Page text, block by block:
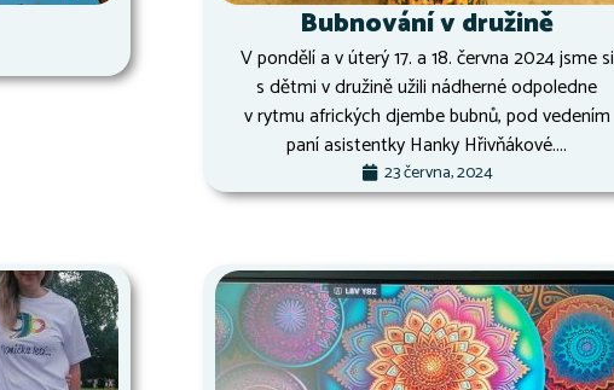
Bubnování v družině
V pondělí a v úterý 17. a 18. června 2024 jsme si
s dětmi v družině užili nádherné odpoledne
v rytmu afrických djembe bubnů, pod vedením
paní asistentky Hanky Hřivňákové....
23 června, 2024